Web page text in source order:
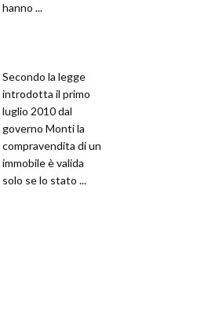
hanno ...
Secondo la legge
introdotta il primo
luglio 2010 dal
governo Monti la
compravendita di un
immobile è valida
solo se lo stato ...